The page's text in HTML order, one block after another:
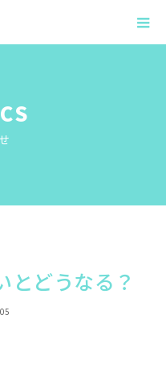
とどうなる？